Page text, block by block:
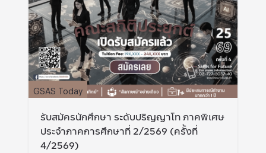
GSAS Today
รับสมัครนักศึกษา ระดับปริญญาโท ภาคพิเศษ
ประจำภาคการศึกษาที่ 2/2569 (ครั้งที่
4/2569)